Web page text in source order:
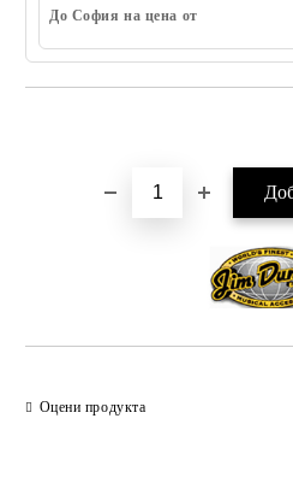
До София на цена от
Оцени продукта